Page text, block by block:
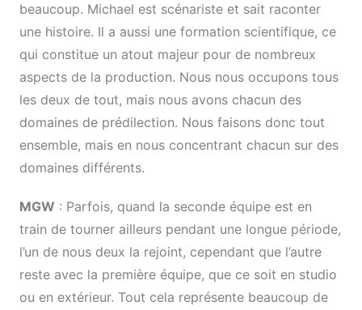
beaucoup. Michael est scénariste et sait raconter
une histoire. Il a aussi une formation scientifique, ce
qui constitue un atout majeur pour de nombreux
aspects de la production. Nous nous occupons tous
les deux de tout, mais nous avons chacun des
domaines de prédilection. Nous faisons donc tout
ensemble, mais en nous concentrant chacun sur des
domaines différents.
MGW : Parfois, quand la seconde équipe est en
train de tourner ailleurs pendant une longue période,
l’un de nous deux la rejoint, cependant que l’autre
reste avec la première équipe, que ce soit en studio
ou en extérieur. Tout cela représente beaucoup de